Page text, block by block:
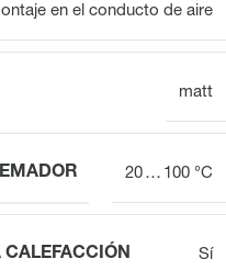
en el conducto de aire
matt
20 … 100 °C
Sí